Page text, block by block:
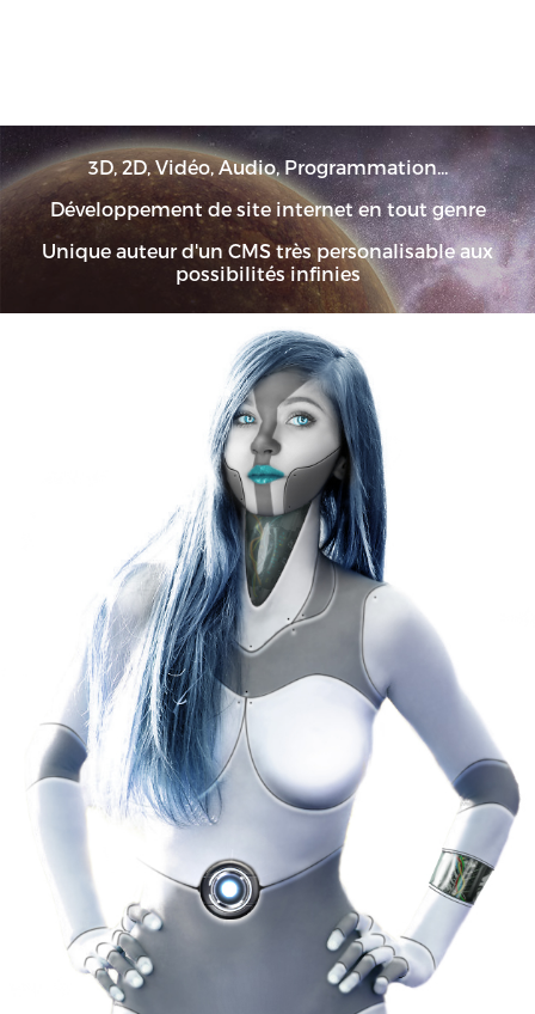
3D, 2D, Vidéo, Audio, Programmation...
Développement de site internet en tout genre
Unique auteur d'un CMS très personalisable aux
possibilités infinies